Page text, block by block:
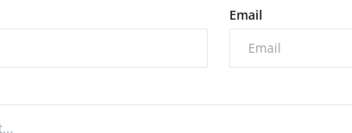
Email